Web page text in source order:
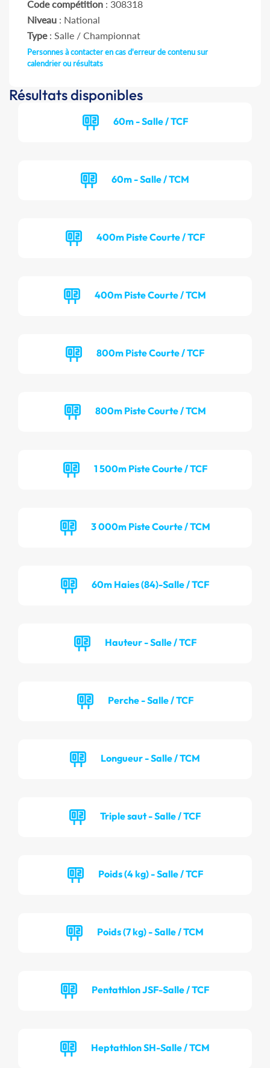
Code compétition : 308318
Niveau : National
Type: Salle / Championnat
Personnes à contacter en cas d'erreur de contenu sur
calendrier ou résultats
Résultats disponibles
60m - Salle / TCF
60m - Salle / TCM
400m Piste Courte / TCF
400m Piste Courte / TCM
800m Piste Courte / TCF
800m Piste Courte / TCM
1 500m Piste Courte / TCF
3 000m Piste Courte / TCM
60m Haies (84)-Salle / TCF
Hauteur - Salle / TCF
Perche - Salle / TCF
Longueur - Salle / TCM
Triple saut - Salle / TCF
Poids (4 kg) - Salle / TCF
Poids (7 kg) - Salle / TCM
Pentathlon JSF-Salle / TCF
Heptathlon SH-Salle / TCM